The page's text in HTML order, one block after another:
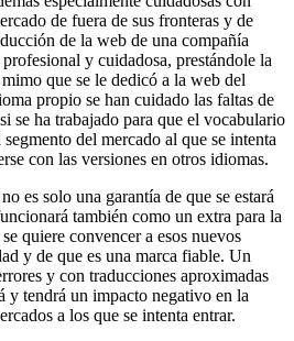
de fuera de sus fronteras y de
de la web de una compañía
y cuidadosa, prestándole la
que se le dedicó a la web del
propio se han cuidado las faltas de
se ha trabajado para que el vocabulario
del mercado al que se intenta
con las versiones en otros idiomas.
es solo una garantía de que se estará
también como un extra para la
quiere convencer a esos nuevos
y de que es una marca fiable. Un
y con traducciones aproximadas
y tendrá un impacto negativo en la
a los que se intenta entrar.